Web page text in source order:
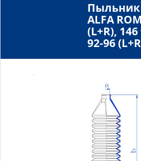
Пыльник
ALFA
(L+R),
92-96